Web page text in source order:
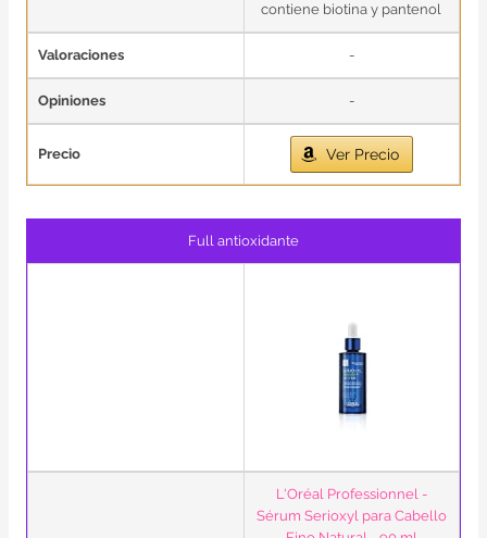
contiene biotina y pantenol
Valoraciones -
Opiniones -
Precio Ver Precio
Full antioxidante
L'Oréal Professionnel -
Sérum Serioxyl para Cabello